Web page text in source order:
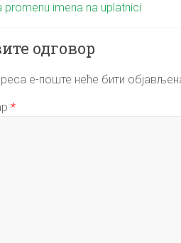
promenu imena na uplatnici
одговор
е-поште неће бити
*